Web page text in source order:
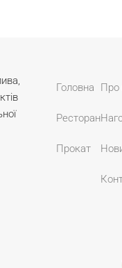
Головна
Ресторан
Прокат
Про